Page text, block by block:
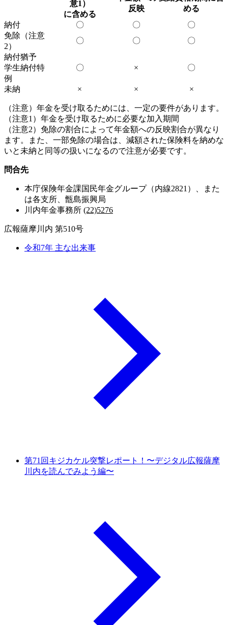
意1）
に含める
反映
める
納付
〇 〇
〇
免除（注意
2）
〇 〇
〇
納付猶予
学生納付特
例
〇 × 〇
未納 × × ×
（注意）年金を受け取るためには、一定の要件があります。
（注意1）年金を受け取るために必要な加入期間
（注意2）免除の割合によって年金額への反映割合が異なり
ます。また、一部免除の場合は、減額された保険料を納めな
いと未納と同等の扱いになるので注意が必要です。
問合先
本庁保険年金課国民年金グループ（内線2821）、また
は各支所、甑島振興局
川内年金事務所 (22)5276
広報薩摩川内 第510号
令和7年 主な出来事
第71回キジカケル突撃レポート！〜デジタル広報薩摩
川内を読んでみよう編〜